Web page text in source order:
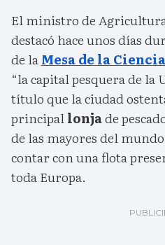
El ministro de Agricultura
destacó hace unos días
de laMesa de la
“la capital pesquera de la
título que la ciudad
principallonjade
de las mayores del
contar con una flota
toda Europa.